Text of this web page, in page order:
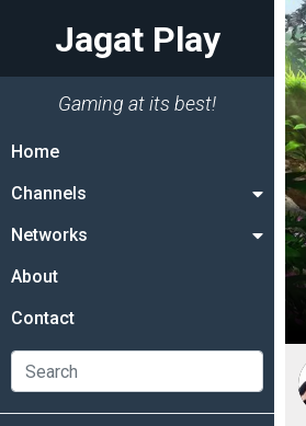
Jagat Play
Gaming at its best!
Home
Channels
Networks
About
Contact